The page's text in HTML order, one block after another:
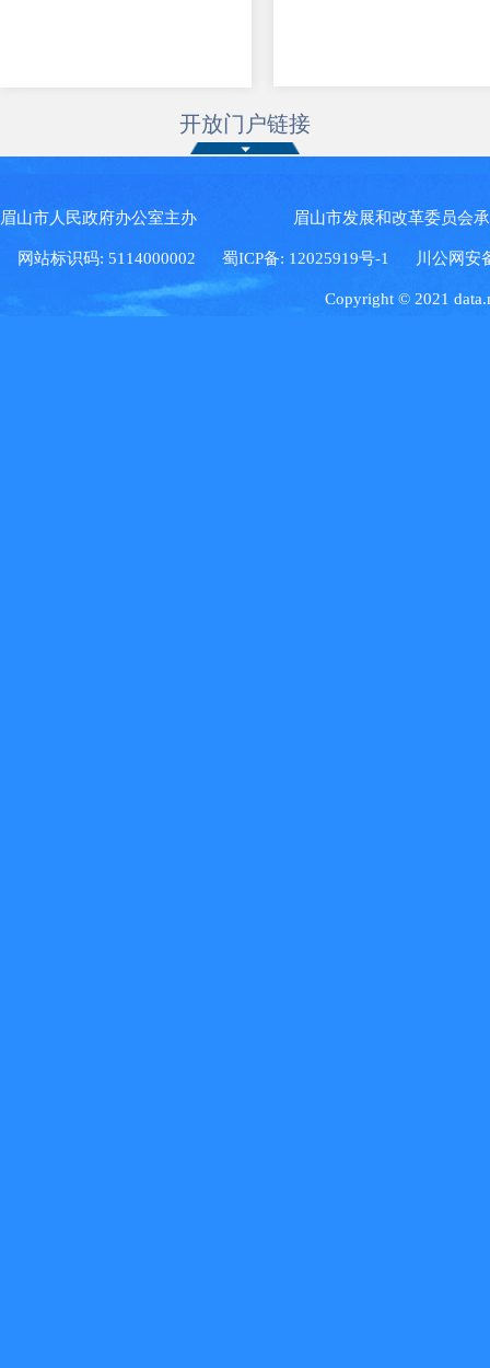
开放门户链接
眉山市人民政府办公室主办 眉山市发展和改革委员
网站标识码: 5114000002 蜀ICP备: 12025919号-1 川公网安
Copyright © 2021